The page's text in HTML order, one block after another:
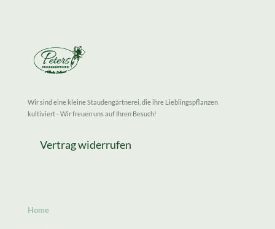
Wir sind eine kleine Staudengärtnerei, die ihre Lieblingspflanzen
kultiviert - Wir freuen uns auf Ihren Besuch!
Vertrag widerrufen
Home